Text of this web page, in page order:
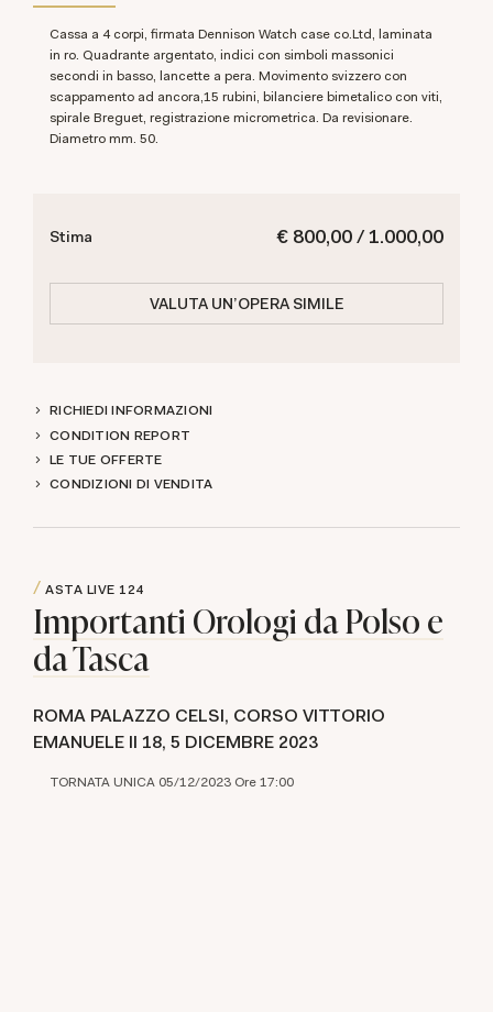
Cassa a 4 corpi, firmata Dennison Watch case co.Ltd, laminata
in ro. Quadrante argentato, indici con simboli massonici
secondi in basso, lancette a pera. Movimento svizzero con
scappamento ad ancora,15 rubini, bilanciere bimetalico con viti,
spirale Breguet, registrazione micrometrica. Da revisionare.
Diametro mm. 50.
€ 800,00 / 1.000,00
Stima
VALUTA UN'OPERA SIMILE
RICHIEDI INFORMAZIONI
CONDITION REPORT
LE TUE OFFERTE
CONDIZIONI DI VENDITA
ASTA LIVE 124
Importanti Orologi da Polso e
da Tasca
ROMA PALAZZO CELSI, CORSO VITTORIO
EMANUELE II 18, 5 DICEMBRE 2023
TORNATA UNICA 05/12/2023 Ore 17:00